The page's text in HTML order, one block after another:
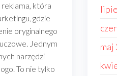
reklama, która
gdzie
oryginalnego
Jednym
narzędzi
To nie tylko
maj